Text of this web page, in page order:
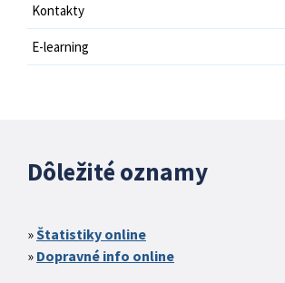
Kontakty
E-learning
Dôležité oznamy
Štatistiky online
Dopravné info online